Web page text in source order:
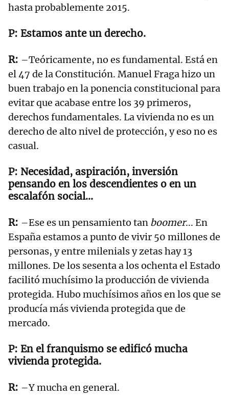
hasta probablemente 2015.
Estamos ante un derecho.
–Teóricamente, no es fundamental. Está en
el 47 de la Constitución. Manuel Fraga hizo un
buen trabajo en la ponencia constitucional para
evitar que acabase entre los 39 primeros,
derechos fundamentales. La vivienda no es un
derecho de alto nivel de protección, y eso no es
casual.
Necesidad, aspiración, inversión
pensando en los descendientes o en un
escalafón social...
–Ese es un pensamiento tan boomer... En
España estamos a punto de vivir 50 millones de
personas, y entre milenials y zetas hay 13
millones. De los sesenta a los ochenta el Estado
facilitó muchísimo la producción de vivienda
protegida. Hubo muchísimos años en los que se
producía más vivienda protegida que de
mercado.
En el franquismo se edificó mucha
vivienda protegida.
–Y mucha en general.